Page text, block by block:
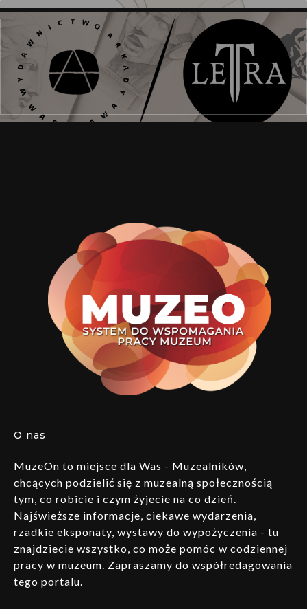
O nas
MuzeOn to miejsce dla Was - Muzealników,
chcących podzielić się z muzealną społecznością
tym, co robicie i czym żyjecie na co dzień.
Najświeższe informacje, ciekawe wydarzenia,
rzadkie eksponaty, wystawy do wypożyczenia - tu
znajdziecie wszystko, co może pomóc w codziennej
pracy w muzeum. Zapraszamy do współredagowania
tego portalu.